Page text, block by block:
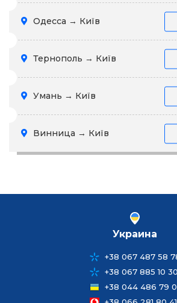
Одесса → Київ
Тернополь → Київ
Умань → Київ
Винница → Київ
Украина
+38 067 487 58
+38 067 885 10 30
+38 044 486 79